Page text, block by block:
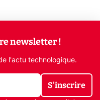
newsletter !
l'actu technologique.
S'inscrire